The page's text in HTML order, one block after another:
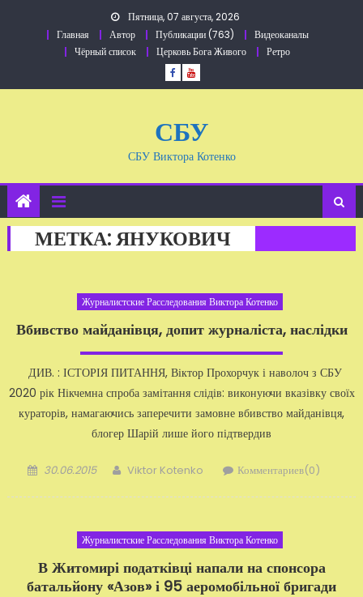
Пятница, 07 августа, 2026
Главная
Автор Публикации (763)
Видеоканалы
Чёрный список
Церковь Бога Живого Ретро
СБУ
СБУ Виктора Котенко
МЕТКА:ЯНУКОВИЧ
Журналистские Расследования Виктора Котенко
Вбивство майданівця, допит журналіста, наслідки
ДИВ. : ІСТОРІЯ ПИТАННЯ, Віктор Прохорчук і наволоч з СБУ
2020 рік Нікчемна спроба замітання слідів: виконуючи вказівку своїх
кураторів, намагаючись заперечити замовне вбивство майданівця,
блогер Шарій лише його підтвердив
Добавлено
30.06.2015 Автор
Viktor Kotenko Комментариев(0)
Журналистские Расследования Виктора Котенко
В Житомирі податківці напали на спонсора
батальйону «Азов» і 95 аеромобільної бригади